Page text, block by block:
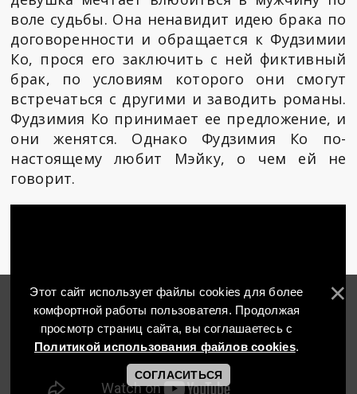
воле судьбы. Она ненавидит идею брака по
договоренности и обращается к Фудзимии
Ко, прося его заключить с ней фиктивный
брак, по условиям которого они смогут
встречаться с другими и заводить романы.
Фудзимия Ко принимает ее предложение, и
они женятся. Однако Фудзимия Ко по-
настоящему любит Мэйку, о чем ей не
говорит.
Этот сайт использует файлы cookies для более
комфортной работы пользователя. Продолжая
просмотр страниц сайта, вы соглашаетесь с
Политикой использования файлов cookies.
СОГЛАСИТЬСЯ